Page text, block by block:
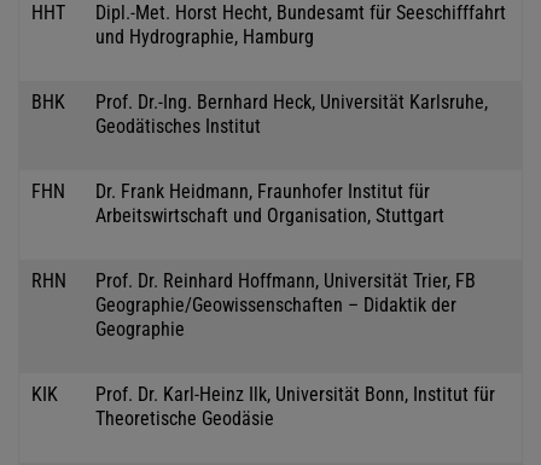
HHT
Dipl.-Met. Horst Hecht, Bundesamt für Seeschifffahrt
und Hydrographie, Hamburg
BHK
Prof. Dr.-Ing. Bernhard Heck, Universität Karlsruhe,
Geodätisches Institut
FHN
Dr. Frank Heidmann, Fraunhofer Institut für
Arbeitswirtschaft und Organisation, Stuttgart
RHN
Prof. Dr. Reinhard Hoffmann, Universität Trier, FB
Geographie/Geowissenschaften – Didaktik der
Geographie
KIK
Prof. Dr. Karl-Heinz Ilk, Universität Bonn, Institut für
Theoretische Geodäsie